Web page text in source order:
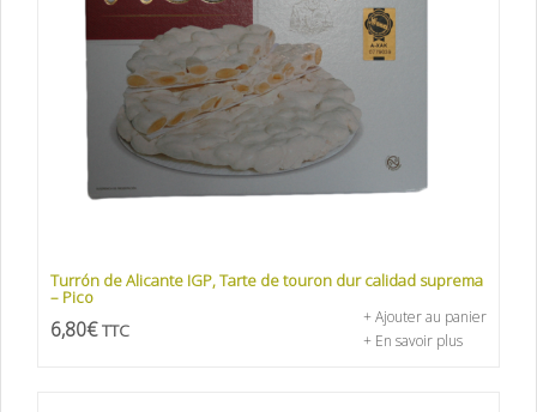
Turrón de Alicante IGP, Tarte de touron dur calidad suprema
– Pico
6,80€ TTC
+ Ajouter au panier
+ En savoir plus